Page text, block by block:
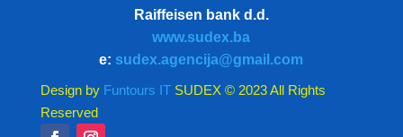
Raiffeisen bank d.d.
www.sudex.ba
e: sudex.agencija@gmail.com
Design byFuntours ITSUDEX © 2023 All Rights
Reserved